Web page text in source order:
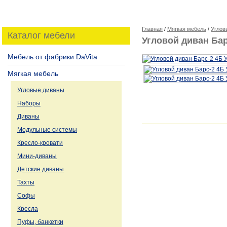
Каталог мебели
Мебель от фабрики DaVita
Мягкая мебель
Угловые диваны
Наборы
Диваны
Модульные системы
Кресло-кровати
Мини-диваны
Детские диваны
Тахты
Софы
Кресла
Пуфы, банкетки
Главная / Мягкая мебель /
Угловой диван